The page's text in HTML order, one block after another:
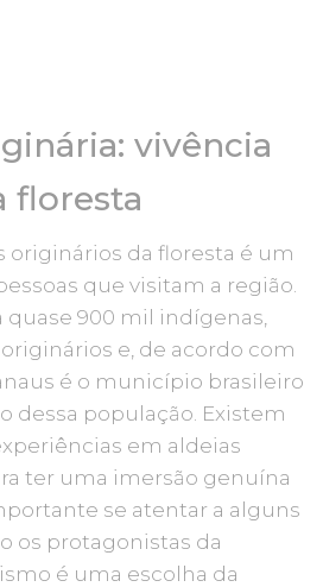
vivência
floresta
originários da floresta é um
que visitam a região.
quase 900 mil indígenas,
e, de acordo com
é o município brasileiro
dessa população. Existem
em aldeias
ter uma imersão genuína
se atentar a alguns
os protagonistas da
é uma escolha da